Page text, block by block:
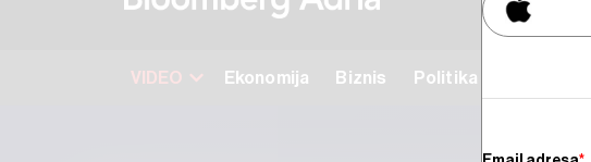
VIDEO Ekonomija Biznis Politika